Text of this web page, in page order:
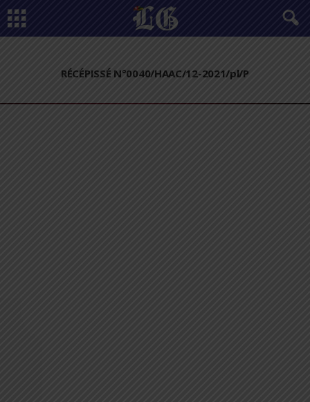
RÉCÉPISSÉ N°0040/HAAC/12-2021/pl/P